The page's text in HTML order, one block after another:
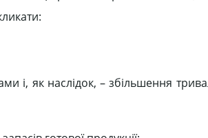
і, як наслідок, – збільшення